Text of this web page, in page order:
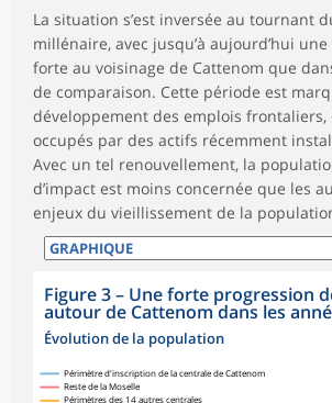
La situation s’est inversée au tournant
millénaire, avec jusqu’à aujourd’hui
forte au voisinage de Cattenom que
de comparaison. Cette période est
développement des emplois frontaliers,
occupés par des actifs récemment
Avec un tel renouvellement, la
d’impact est moins concernée que les
enjeux du vieillissement de la
Figure 3– Une forte progression
autour de Cattenom dans les
Évolution de la population
Périmètre d'inscription de la centrale de Cattenom
Reste de la Moselle
Périmètres des 14 autres centrales